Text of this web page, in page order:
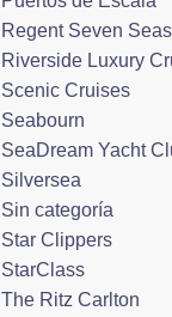
Regent Seven Seas
Riverside Luxury
Scenic Cruises
Seabourn
SeaDream Yacht
Silversea
Sin categoría
Star Clippers
StarClass
The Ritz Carlton